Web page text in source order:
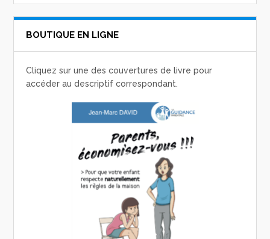
BOUTIQUE EN LIGNE
Cliquez sur une des couvertures de livre pour
accéder au descriptif correspondant.